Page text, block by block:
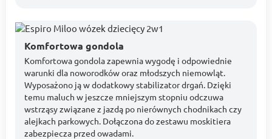
Komfortowa gondola
Komfortowa gondola zapewnia wygodę i odpowiednie
warunki dla noworodków oraz młodszych niemowląt.
Wyposażono ją w dodatkowy stabilizator drgań. Dzięki
temu maluch w jeszcze mniejszym stopniu odczuwa
wstrząsy związane z jazdą po nierównych chodnikach czy
alejkach parkowych. Dołączona do zestawu moskitiera
zabezpiecza przed owadami.